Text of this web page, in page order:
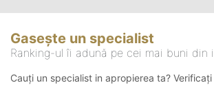
Gasește un specialist
Ranking-ul îi adună pe cei mai buni din
Cauți un specialist in apropierea ta?